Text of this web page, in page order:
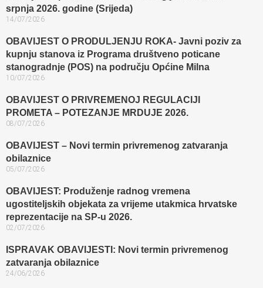
srpnja 2026. godine (Srijeda)
14/07/2026
OBAVIJEST O PRODULJENJU ROKA- Javni poziv za
kupnju stanova iz Programa društveno poticane
stanogradnje (POS) na području Općine Milna
10/07/2026
OBAVIJEST O PRIVREMENOJ REGULACIJI
PROMETA – POTEZANJE MRDUJE 2026.
08/07/2026
OBAVIJEST – Novi termin privremenog zatvaranja
obilaznice​
05/07/2026
OBAVIJEST: Produženje radnog vremena
ugostiteljskih objekata za vrijeme utakmica hrvatske
reprezentacije na SP-u 2026.
02/07/2026
ISPRAVAK OBAVIJESTI: Novi termin privremenog
zatvaranja obilaznice​
24/06/2026